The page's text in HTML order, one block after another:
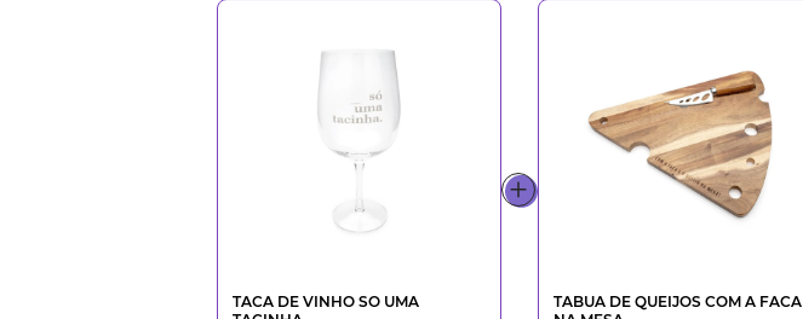
TACA DE VINHO SO UMA
TABUA DE QUEIJOS COM A FACA